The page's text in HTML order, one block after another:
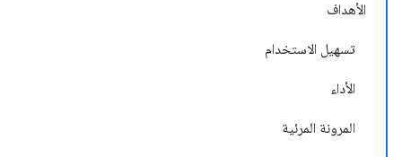
الأهداف
تسهيل الاستخدام
الأداء
المرونة المرئية